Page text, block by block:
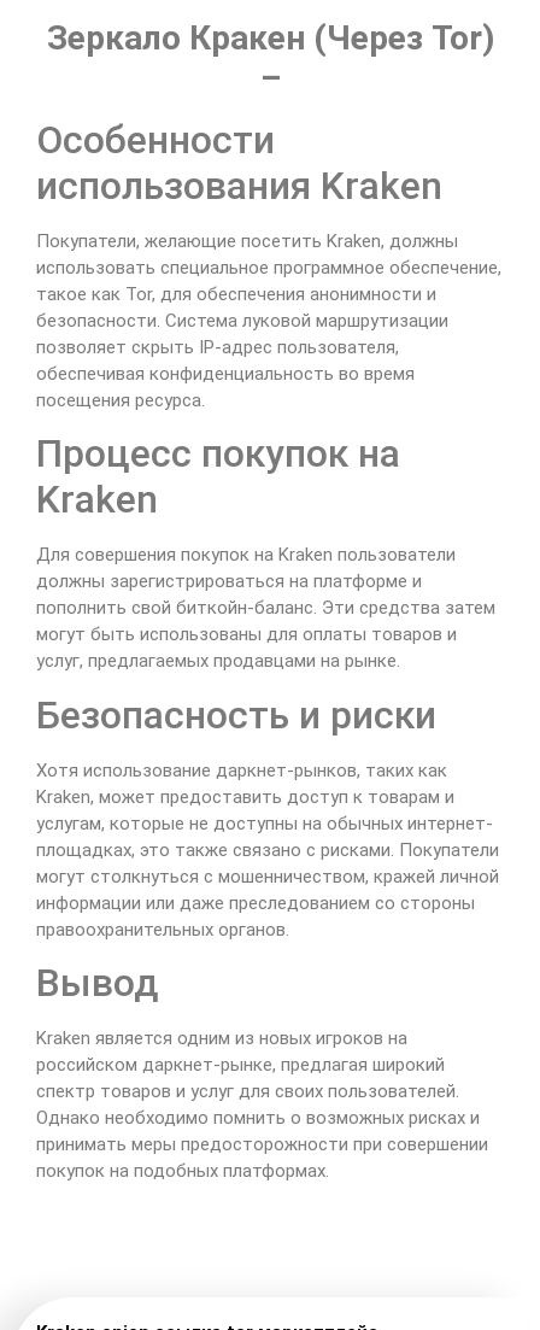
Зеркало Кракен (Через Tor)
–
Особенности
использования Kraken
Покупатели, желающие посетить Kraken, должны
использовать специальное программное обеспечение,
такое как Tor, для обеспечения анонимности и
безопасности. Система луковой маршрутизации
позволяет скрыть IP-адрес пользователя,
обеспечивая конфиденциальность во время
посещения ресурса.
Процесс покупок на
Kraken
Для совершения покупок на Kraken пользователи
должны зарегистрироваться на платформе и
пополнить свой биткойн-баланс. Эти средства затем
могут быть использованы для оплаты товаров и
услуг, предлагаемых продавцами на рынке.
Безопасность и риски
Хотя использование даркнет-рынков, таких как
Kraken, может предоставить доступ к товарам и
услугам, которые не доступны на обычных интернет-
площадках, это также связано с рисками. Покупатели
могут столкнуться с мошенничеством, кражей личной
информации или даже преследованием со стороны
правоохранительных органов.
Вывод
Kraken является одним из новых игроков на
российском даркнет-рынке, предлагая широкий
спектр товаров и услуг для своих пользователей.
Однако необходимо помнить о возможных рисках и
принимать меры предосторожности при совершении
покупок на подобных платформах.